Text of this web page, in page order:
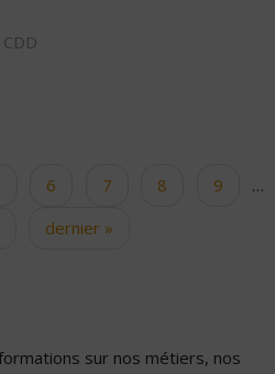
6 7 8 9
…
dernier »
sur nos métiers, nos